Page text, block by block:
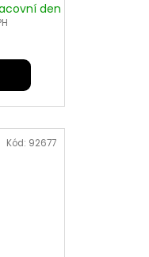
den
Kód: 92677